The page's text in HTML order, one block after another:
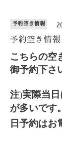
予約空き情報
予約空き情
こちらの空
御予約下さ
注)実際当
が多いです。
日予約はお